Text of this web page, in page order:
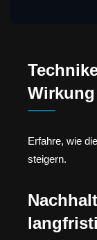
Wirkung
Erfahre, wie
steigern.